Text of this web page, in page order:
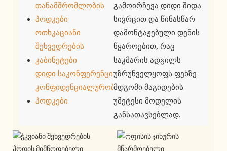
თანამშრომლობის
პოდკები
ოთხკაციანი
შეხვედრების
კაბინეტები
დიდი საკონფერენციო
კონფიდენციალურობის
პოდკები
გამოირჩევა დიდი შიდა
სივრცით და წინასწარ
დამონტაჟებული დენის
წყაროებით, რაც
საკმარის ადგილს
უზრუნველყოფს ფეხზე
მდგომი მაგიდების
უმეტესი მოდელის
განსათავსებლად.